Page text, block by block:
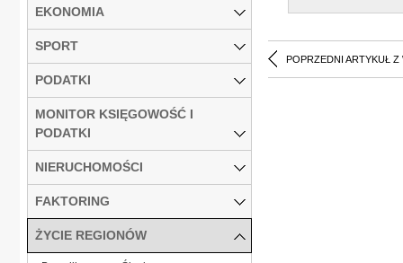
POPRZEDNI ARTYKUŁ Z
EKONOMIA
SPORT
PODATKI
MONITOR KSIĘGOWOŚĆ I
PODATKI
NIERUCHOMOŚCI
FAKTORING
ŻYCIE REGIONÓW